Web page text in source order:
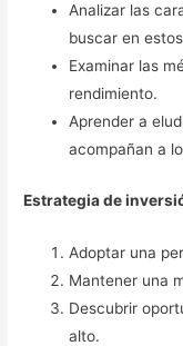
Analizar las
buscar en
Examinar las
rendimiento.
Aprender a
acompañan a
Estrategia de
Adoptar una
Mantener una
Descubrir
alto.